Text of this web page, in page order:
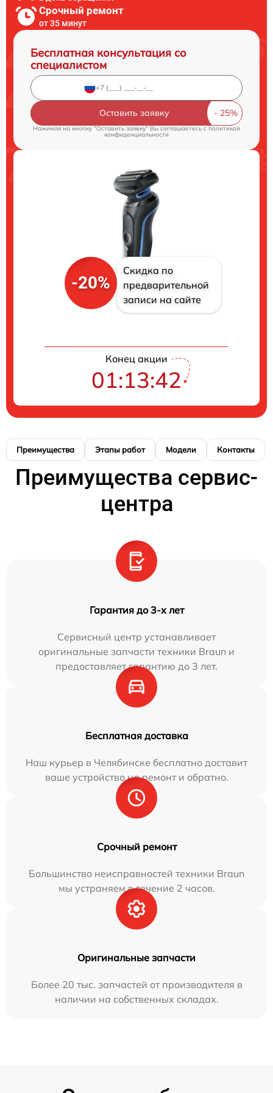
Срочный ремонт
от 35 минут
Бесплатная консультация со
специалистом
Оставить заявку
Нажимая на кнопку "Оставить заявку" Вы соглашаетесь cполитикой
конфиденциальности
-20%
Скидка по
предварительной
записи на сайте
Конец акции
01:13:41
Преимущества Этапы работ Модели Контакты
Преимущества сервис-
центра
Гарантия до 3-х лет
Сервисный центр устанавливает
оригинальные запчасти техники Braun и
предоставляет гарантию до 3 лет.
Бесплатная доставка
Наш курьер в Челябинске бесплатно доставит
ваше устройство на ремонт и обратно.
Срочный ремонт
Большинство неисправностей техники Braun
мы устраняем в течение 2 часов.
Оригинальные запчасти
Более 20 тыс. запчастей от производителя в
наличии на собственных складах.